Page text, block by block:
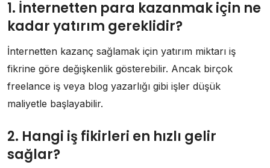
1. İnternetten para kazanmak için ne
kadar yatırım gereklidir?
İnternetten kazanç sağlamak için yatırım miktarı iş
fikrine göre değişkenlik gösterebilir. Ancak birçok
freelance iş veya blog yazarlığı gibi işler düşük
maliyetle başlayabilir.
2. Hangi iş fikirleri en hızlı gelir
sağlar?